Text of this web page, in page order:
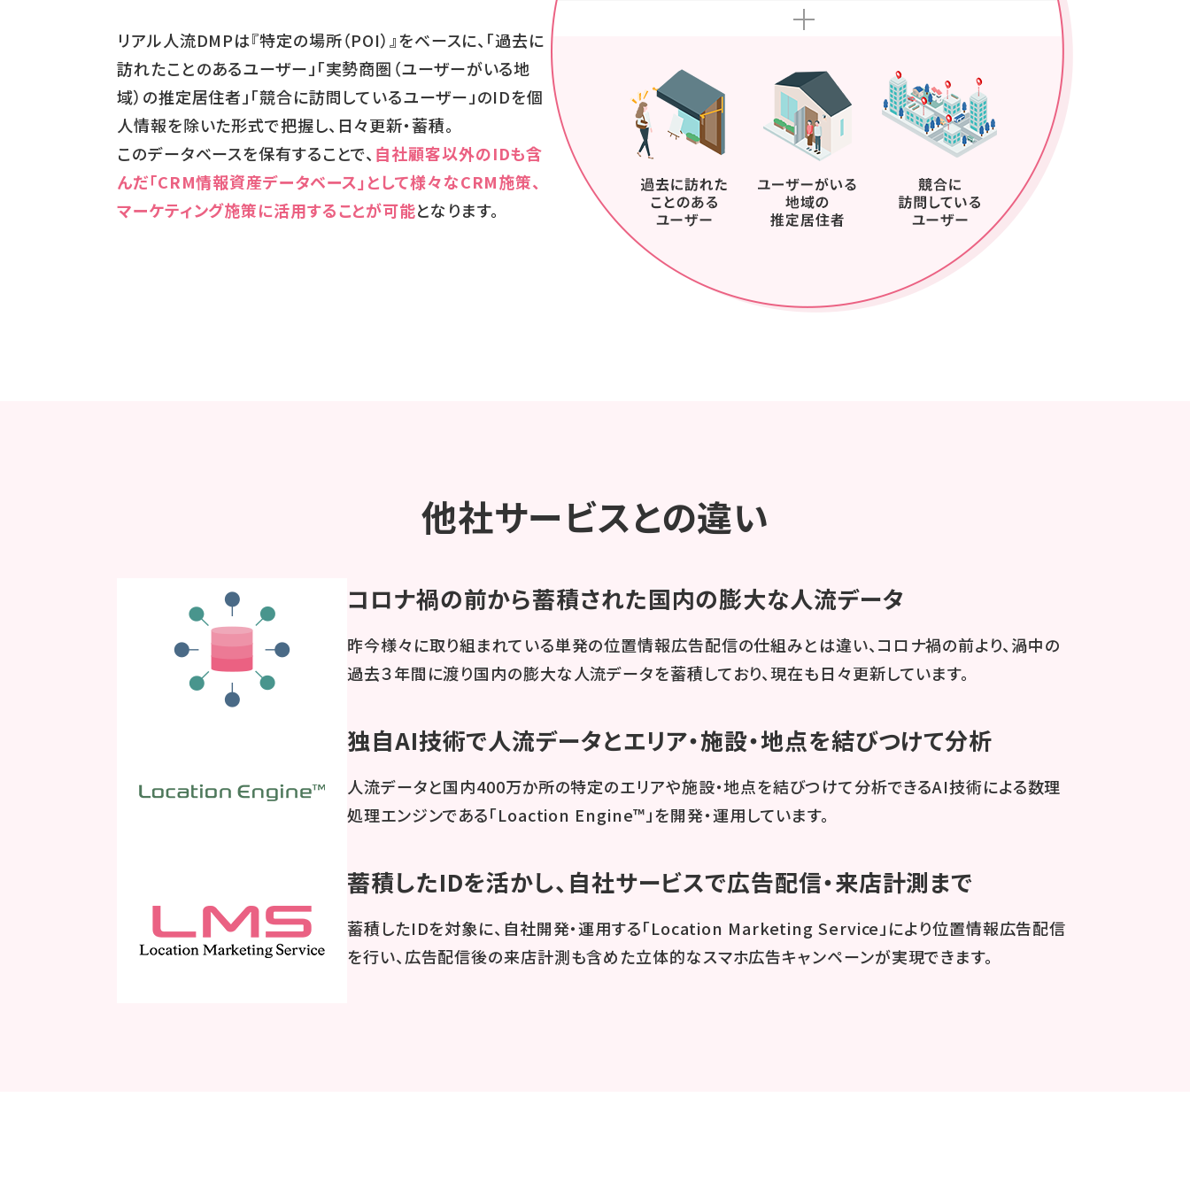
リアル人流DMPは『特定の場所（POI）』をベースに、「過去に
訪れたことのあるユーザー」「実勢商圏（ユーザーがいる地
域）の推定居住者」「競合に訪問しているユーザー」のIDを個
人情報を除いた形式で把握し、日々更新・蓄積。
このデータベースを保有することで、 自社顧客以外のIDも含
んだ「CRM情報資産データベース」として様々なCRM施策、
マーケティング施策に活用することが可能となります。
他社サービスとの違い
コロナ禍の前から蓄積された国内の膨大な人流データ
昨今様々に取り組まれている単発の位置情報広告配信の仕組みとは違い、コロナ禍の前より、渦中の
過去３年間に渡り国内の膨大な人流データを蓄積しており、現在も日々更新しています。
独自AI技術で人流データとエリア・施設・地点を結びつけて分析
人流データと国内400万か所の特定のエリアや施設・地点を結びつけて分析できるAI技術による数理
処理エンジンである「Loaction Engine™」を開発・運用しています。
蓄積したIDを活かし、自社サービスで広告配信・来店計測まで
蓄積したIDを対象に、自社開発・運用する「Location Marketing Service」により位置情報広告配信
を行い、広告配信後の来店計測も含めた立体的なスマホ広告キャンペーンが実現できます。